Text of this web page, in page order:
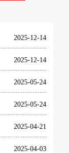
2025-12-14
2025-12-14
2025-05-24
2025-05-24
2025-04-21
2025-04-03